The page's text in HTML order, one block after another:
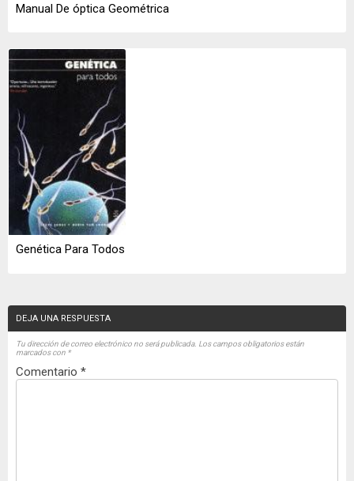
Manual De óptica Geométrica
Genética Para Todos
DEJA UNA RESPUESTA
Tu dirección de correo electrónico no será publicada. Los campos obligatorios están
marcados con *
Comentario *